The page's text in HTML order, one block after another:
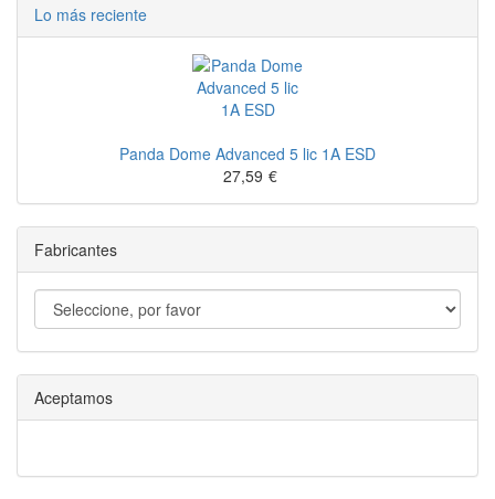
Lo más reciente
Panda Dome Advanced 5 lic 1A ESD
27,59 €
Fabricantes
Aceptamos